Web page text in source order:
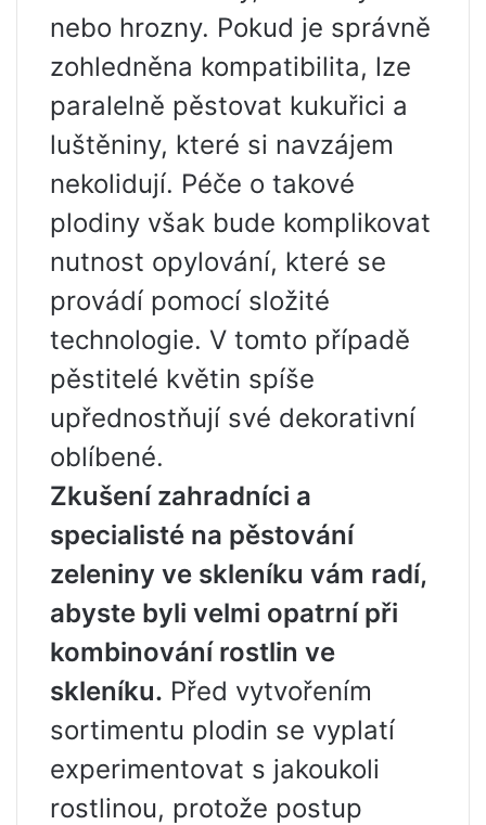
nebo hrozny. Pokud je správně
zohledněna kompatibilita, lze
paralelně pěstovat kukuřici a
luštěniny, které si navzájem
nekolidují. Péče o takové
plodiny však bude komplikovat
nutnost opylování, které se
provádí pomocí složité
technologie. V tomto případě
pěstitelé květin spíše
upřednostňují své dekorativní
oblíbené.
Zkušení zahradníci a
specialisté na pěstování
zeleniny ve skleníku vám radí,
abyste byli velmi opatrní při
kombinování rostlin ve
skleníku. Před vytvořením
sortimentu plodin se vyplatí
experimentovat s jakoukoli
rostlinou, protože postup